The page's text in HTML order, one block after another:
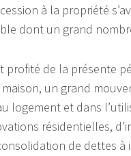
à la propriété
dont un grand
profité de la présente
un grand
logement et dans
résidentielles,
de dettes